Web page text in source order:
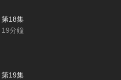
第18集
19分鐘
第19集